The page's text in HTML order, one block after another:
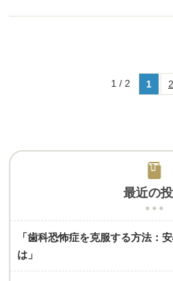
1 / 2 1 2
最近の
「歯科恐怖症を克服する方法：
は」